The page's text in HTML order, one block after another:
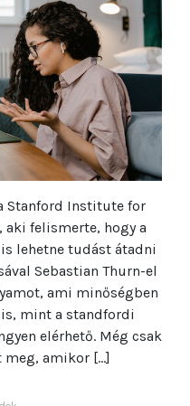
Stanford Institute for
aki felismerte, hogy a
lehetne tudást átadni
Sebastian Thurn-el
ami minőségben
mint a standfordi
elérhető. Még csak
meg, amikor […]